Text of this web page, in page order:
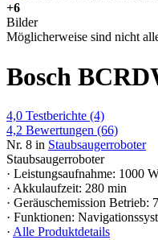
+6
Bilder
Möglicherweise sind nicht
Bosch
4,0 Testberichte (4)
4,2 Bewertungen (66)
Nr. 8 in Staubsaugerroboter
Staubsaugerroboter
· Leistungsaufnahme: 1000
· Akkulaufzeit: 280 min
· Geräuschemission Betrieb:
· Funktionen:
· Alle Produktdetails